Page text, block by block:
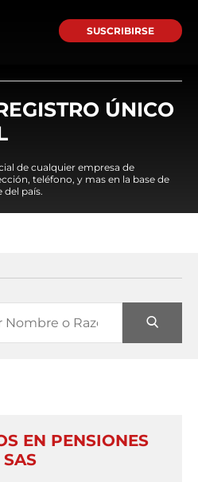
SUSCRIBIRSE
ÚNICO
de cualquier empresa de
teléfono, y mas en la base de
del país.
EN PENSIONES
SAS